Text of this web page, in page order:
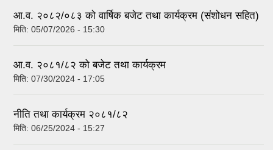
आ.व. २०८२/०८३ को वार्षिक बजेट तथा कार्यक्रम (संशोधन सहित)
मिति: 05/07/2026 - 15:30
आ.व. २०८१/८२ को बजेट तथा कार्यक्रम
मिति: 07/30/2024 - 17:05
नीति तथा कार्यक्रम २०८१/८२
मिति: 06/25/2024 - 15:27